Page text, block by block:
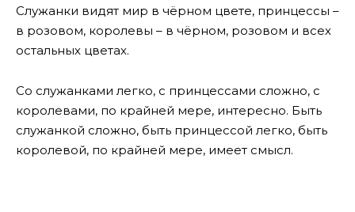
Служанки видят мир в чёрном цвете, принцессы –
в розовом, королевы – в чёрном, розовом и всех
остальных цветах.
Со служанками легко, с принцессами сложно, с
королевами, по крайней мере, интересно. Быть
служанкой сложно, быть принцессой легко, быть
королевой, по крайней мере, имеет смысл.